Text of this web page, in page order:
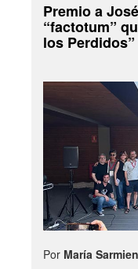
Premio a
“factotum”
los Perdidos”
Por María